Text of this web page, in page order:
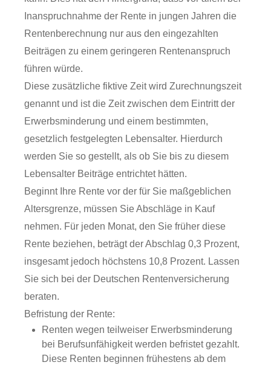
Inanspruchnahme der Rente in jungen Jahren die
Rentenberechnung nur aus den eingezahlten
Beiträgen zu einem geringeren Rentenanspruch
führen würde.
Diese zusätzliche fiktive Zeit wird Zurechnungszeit
genannt und ist die Zeit zwischen dem Eintritt der
Erwerbsminderung und einem bestimmten,
gesetzlich festgelegten Lebensalter. Hierdurch
werden Sie so gestellt, als ob Sie bis zu diesem
Lebensalter Beiträge entrichtet hätten.
Beginnt Ihre Rente vor der für Sie maßgeblichen
Altersgrenze, müssen Sie Abschläge in Kauf
nehmen. Für jeden Monat, den Sie früher diese
Rente beziehen, beträgt der Abschlag 0,3 Prozent,
insgesamt jedoch höchstens 10,8 Prozent. Lassen
Sie sich bei der Deutschen Rentenversicherung
beraten.
Befristung der Rente:
Renten wegen teilweiser Erwerbsminderung
bei Berufsunfähigkeit werden befristet gezahlt.
Diese Renten beginnen frühestens ab dem